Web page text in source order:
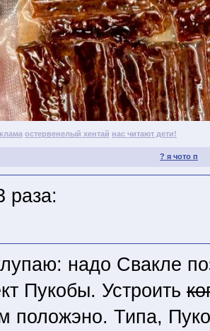
остервенелый хентай нас читают дети!
? я чото п
раза:
надо Свакле
Пукобы. Устроить
положэно. Типа,